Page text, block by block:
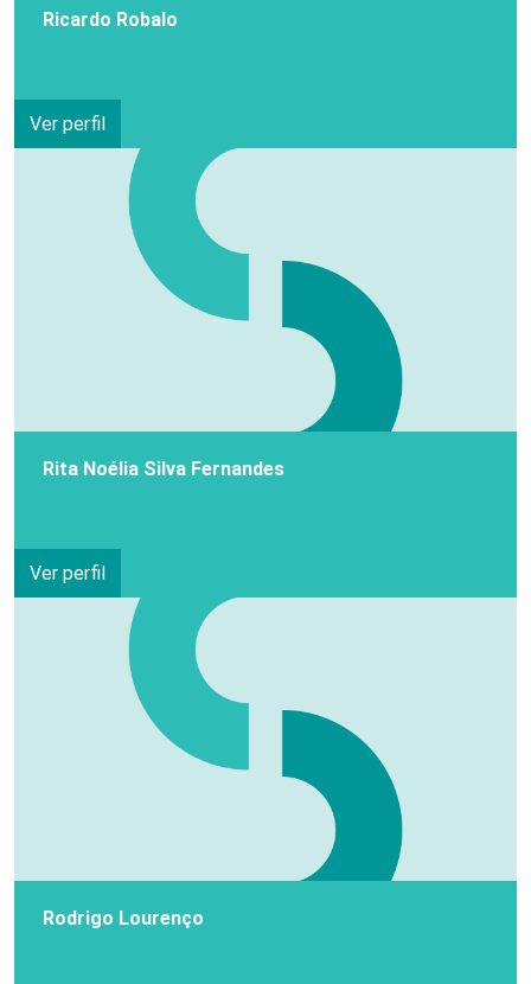
Ricardo Robalo
Ver perfil
Rita Noélia Silva Fernandes
Ver perfil
Rodrigo Lourenço